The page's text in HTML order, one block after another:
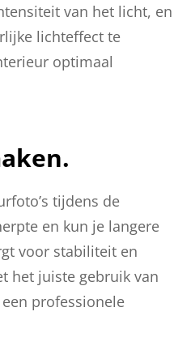
van het licht, en
lichteffect te
optimaal
tijdens de
en kun je langere
voor stabiliteit en
het juiste gebruik van
professionele